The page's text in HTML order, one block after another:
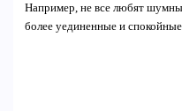
Например, не все любят
более уединенные и